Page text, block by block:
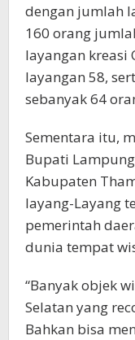
dengan jumlah
160 orang
layangan kreasi
layangan 58,
sebanyak 64
Sementara itu,
Bupati
Kabupaten
layang-Layang
pemerintah
dunia tempat
“Banyak objek
Selatan yang
Bahkan bisa